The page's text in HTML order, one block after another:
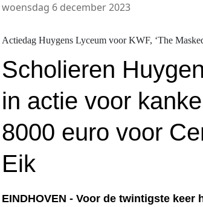
woensdag 6 december 2023
Actiedag Huygens Lyceum voor KWF, ‘The
Scholieren
in actie voor
8000 euro voor
Eik
EINDHOVEN - Voor de twintigste keer